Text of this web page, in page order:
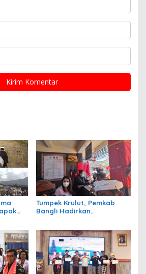
Tumpek Krulut, Pemkab
Bangli Hadirkan